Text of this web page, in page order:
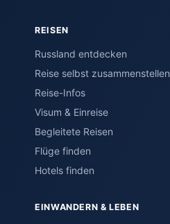
REISEN
Russland entdecken
Reise selbst zusammenstellen
Reise-Infos
Visum & Einreise
Begleitete Reisen
Flüge finden
Hotels finden
EINWANDERN & LEBEN